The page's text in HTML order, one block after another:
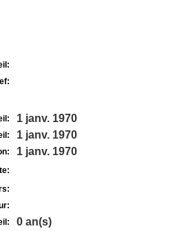
1 janv. 1970
1 janv. 1970
1 janv. 1970
0 an(s)